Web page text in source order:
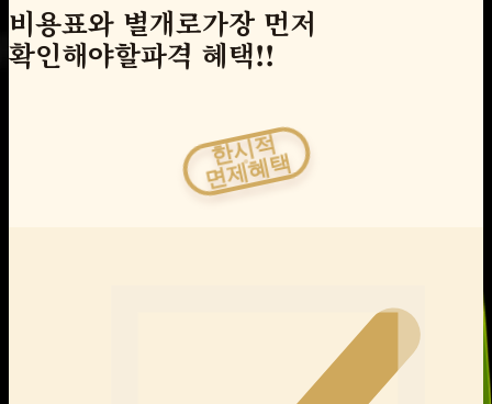
비용표와 별개로가장 먼저
확인해야할파격 혜택!!
한시적
면제혜택